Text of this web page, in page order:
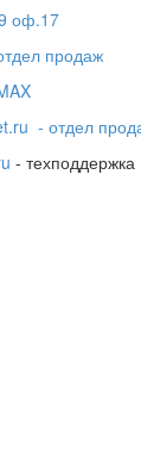
оф.17
продаж
- отдел
- техподдержка